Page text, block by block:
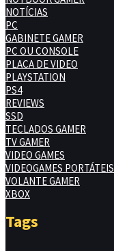
NOTÍCIAS
PC
GABINETE GAMER
PC OU CONSOLE
PLACA DE VIDEO
PLAYSTATION
PS4
REVIEWS
SSD
TECLADOS GAMER
TV GAMER
VIDEO GAMES
VIDEOGAMES PORTÁTEIS
VOLANTE GAMER
XBOX
Tags